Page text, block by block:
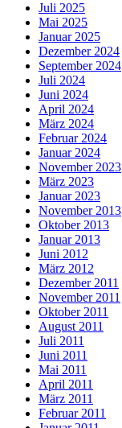
Juli 2025
Mai 2025
Januar 2025
Dezember 2024
September 2024
Juli 2024
Juni 2024
April 2024
März 2024
Februar 2024
Januar 2024
November 2023
März 2023
Januar 2023
November 2013
Oktober 2013
Januar 2013
Juni 2012
März 2012
Dezember 2011
November 2011
Oktober 2011
August 2011
Juli 2011
Juni 2011
Mai 2011
April 2011
März 2011
Februar 2011